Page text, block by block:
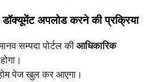
डॉक्यूमेंट अपलोड करने की प्रक्रिया
सम्पदा पोर्टल की आधिकारिक
पेज खुल कर आएगा।